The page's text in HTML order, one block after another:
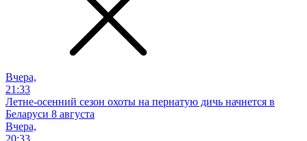
Вчера,
21:33
Летне-осенний сезон охоты на пернатую дичь начнется в
Беларуси 8 августа
Вчера,
20:33